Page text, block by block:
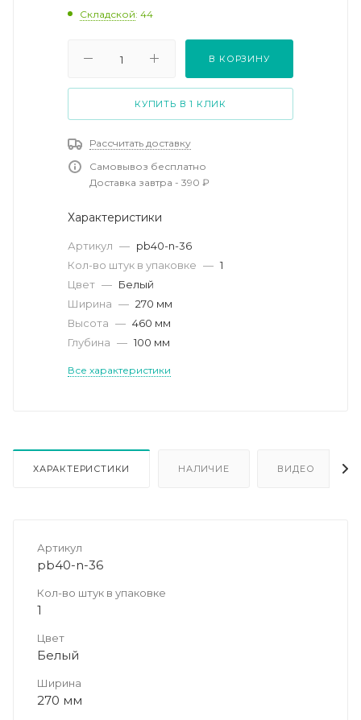
Складской: 44
В КОРЗИНУ
КУПИТЬ В 1 КЛИК
Рассчитать доставку
Самовывоз бесплатно
Доставка завтра - 390 ₽
Характеристики
Артикул — pb40-n-36
Кол-во штук в упаковке — 1
Цвет — Белый
Ширина — 270 мм
Высота — 460 мм
Глубина — 100 мм
Все характеристики
ХАРАКТЕРИСТИКИ НАЛИЧИЕ ВИДЕО
Артикул
pb40-n-36
Кол-во штук в упаковке
1
Цвет
Белый
Ширина
270 мм